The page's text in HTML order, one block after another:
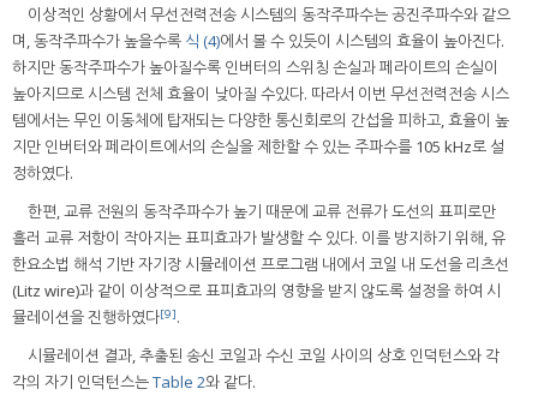
이상적인 상황에서 무선전력전송 시스템의 동작주파수는 공진주파수와 같으
며, 동작주파수가 높을수록 식 (4)에서 볼 수 있듯이 시스템의 효율이 높아진다.
하지만 동작주파수가 높아질수록 인버터의 스위칭 손실과 페라이트의 손실이
높아지므로 시스템 전체 효율이 낮아질 수있다. 따라서 이번 무선전력전송 시스
템에서는 무인 이동체에 탑재되는 다양한 통신회로의 간섭을 피하고, 효율이 높
지만 인버터와 페라이트에서의 손실을 제한할 수 있는 주파수를 105 kHz로 설
정하였다.
한편, 교류 전원의 동작주파수가 높기 때문에 교류 전류가 도선의 표피로만
흘러 교류 저항이 작아지는 표피효과가 발생할 수 있다. 이를 방지하기 위해, 유
한요소법 해석 기반 자기장 시뮬레이션 프로그램 내에서 코일 내 도선을 리츠선
(Litz wire)과 같이 이상적으로 표피효과의 영향을 받지 않도록 설정을 하여 시
뮬레이션을 진행하였다[9].
시뮬레이션 결과, 추출된 송신 코일과 수신 코일 사이의 상호 인덕턴스와 각
각의 자기 인덕턴스는Table 2와 같다.